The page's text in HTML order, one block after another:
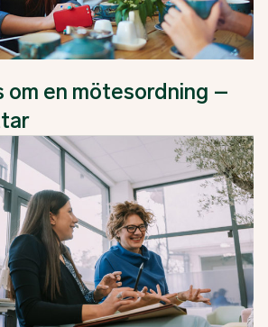
om en mötesordning –